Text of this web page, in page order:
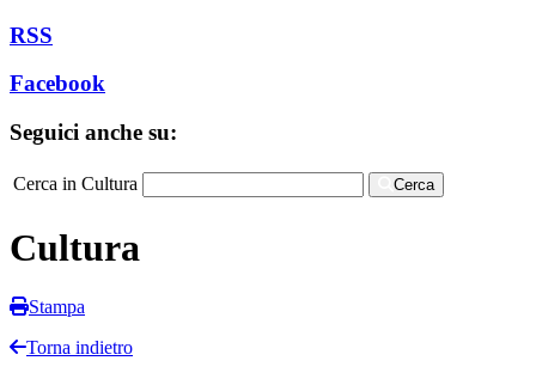
RSS
Facebook
Seguici anche su:
Cerca in Cultura Cerca
Cultura
Stampa
Torna indietro